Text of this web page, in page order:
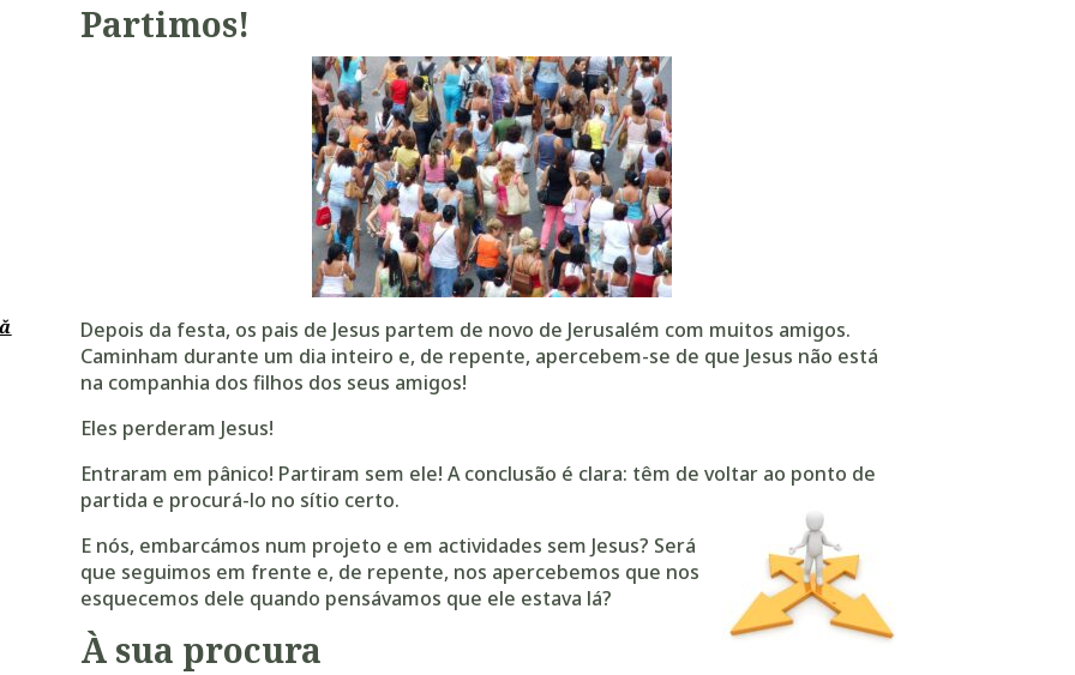
Partimos!
Depois da festa, os pais de Jesus partem de novo de Jerusalém com muitos amigos.
Caminham durante um dia inteiro e, de repente, apercebem-se de que Jesus não está
na companhia dos filhos dos seus amigos!
Eles perderam Jesus!
Entraram em pânico! Partiram sem ele! A conclusão é clara: têm de voltar ao ponto de
partida e procurá-lo no sítio certo.
E nós, embarcámos num projeto e em actividades sem Jesus? Será
que seguimos em frente e, de repente, nos apercebemos que nos
esquecemos dele quando pensávamos que ele estava lá?
À sua procura